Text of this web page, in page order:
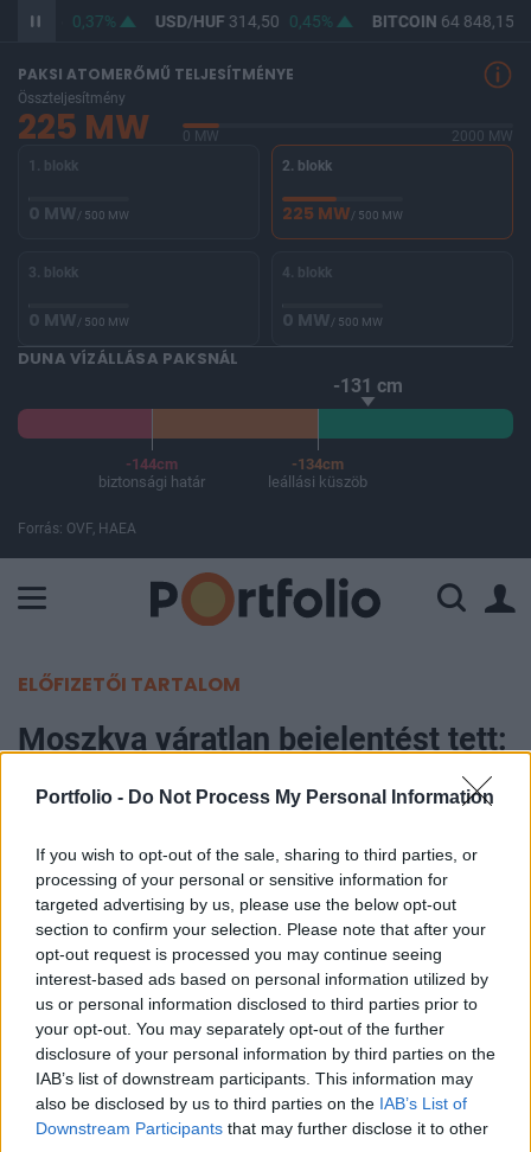
Portfolio - Do Not Process My Personal Information
If you wish to opt-out of the sale, sharing to third parties, or
processing of your personal or sensitive information for
targeted advertising by us, please use the below opt-out
section to confirm your selection. Please note that after your
opt-out request is processed you may continue seeing
interest-based ads based on personal information utilized by
us or personal information disclosed to third parties prior to
your opt-out. You may separately opt-out of the further
disclosure of your personal information by third parties on the
IAB’s list of downstream participants. This information may
also be disclosed by us to third parties on the IAB’s List of
Downstream Participants that may further disclose it to other
363,06 0,37% USD/HUF314,50 0,45% BITCOIN64 848,15
PAKSI ATOMERŐMŰ TELJESÍTMÉNYE
Összteljesítmény
225 MW 0 MW
2000 MW
1. blokk
0 MW/ 500 MW
2. blokk
225 MW/ 500 MW
3. blokk
0 MW/ 500 MW
4. blokk
0 MW/ 500 MW
DUNA VÍZÁLLÁSA PAKSNÁL
-131 cm
-144cm
biztonsági határ
-134cm
leállási küszöb
Forrás: OVF, HAEA
ELŐFIZETŐI TARTALOM
Moszkva váratlan bejelentést tett:
Írásban is hajlandók ezt garantálni
Portfolio
2025. október 28. 15:23
Oroszország hajlandó írásban garantálni, hogy
nem fogja megtámadni Európát és a NATO-t –
jelentette ki Szergej Lavrov orosz külügyminiszter
egy minszki konferencián.
Back to Europe 2026Az áprilisi választások után
visszakerült az európai térképre Magyarország, a kormány